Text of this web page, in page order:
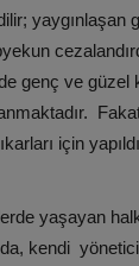
yaygınlaşan
genç ve güzel
için
yaşayan
kendi